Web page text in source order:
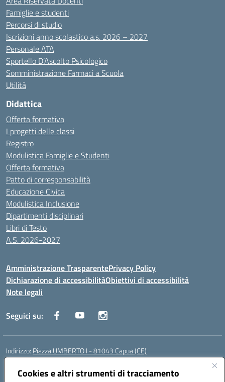
Cookies e altri strumenti di tracciamento
Famiglie e studenti
Percorsi di studio
Iscrizioni anno scolastico a.s. 2026 – 2027
Personale ATA
Sportello D’Ascolto Psicologico
Somministrazione Farmaci a Scuola
Utilità
Didattica
Offerta formativa
I progetti delle classi
Registro
Modulistica Famiglie e Studenti
Offerta formativa
Patto di corresponsabilità
Educazione Civica
Modulistica Inclusione
Dipartimenti disciplinari
Libri di Testo
A.S. 2026-2027
Amministrazione TrasparentePrivacy Policy
Dichiarazione di accessibilitàObiettivi di accessibilità
Note legali
Seguici su:
Indirizzo: Piazza UMBERTO I - 81043 Capua (CE)
Centralino:
Posta elettronica certificata (PEC):cepm03000d@pec.istruzione.it